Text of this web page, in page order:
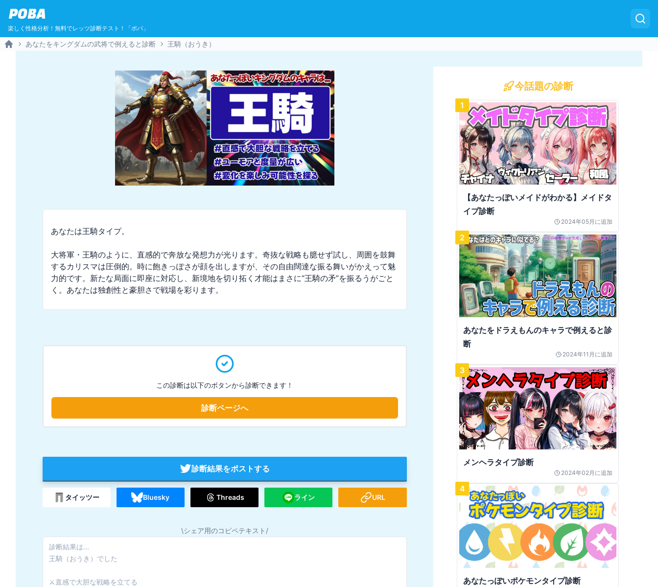
POBA
楽しく性格分析！無料でレッツ診断テスト！「ポバ」
あなたをキングダムの武将で例えると診断 王騎（おうき）
あなたは王騎タイプ。
大将軍・王騎のように、直感的で奔放な発想力が光ります。奇抜な戦略も臆せず試し、周囲を鼓舞
するカリスマは圧倒的。時に飽きっぽさが顔を出しますが、その自由闊達な振る舞いがかえって魅
力的です。新たな局面に即座に対応し、新境地を切り拓く才能はまさに“王騎の矛”を振るうがごと
く。あなたは独創性と豪胆さで戦場を彩ります。
この診断は以下のボタンから診断できます！
診断ページへ
診断結果をポストする
タイッツー Bluesky Threads ライン URL
\シェア用のコピペテキスト/
今話題の診断
1
【あなたっぽいメイドがわかる】メイドタ
イプ診断
2024年05月 に追加
2
あなたをドラえもんのキャラで例えると診
断
2024年11月 に追加
3
メンヘラタイプ診断
2024年02月 に追加
4
あなたっぽいポケモンタイプ診断